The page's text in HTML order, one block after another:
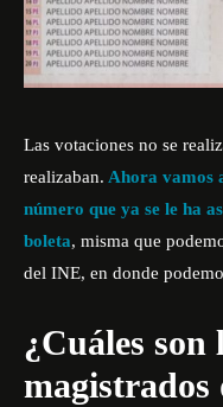
Las votaciones no se
realizaban. Ahora vamos
número que ya se le ha
boleta, misma que
del INE, en donde
¿Cuáles son
magistrados